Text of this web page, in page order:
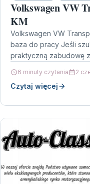
Volkswagen VW
KM
Volkswagen VW
baza do pracy Jeśli
praktyczną zabudowę
6 minuty czytania 2
Czytaj więcej